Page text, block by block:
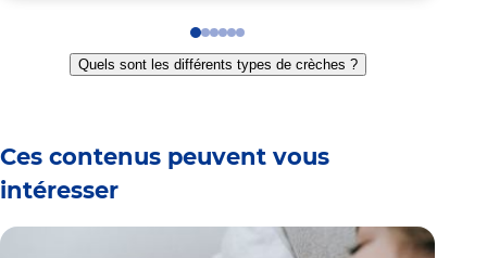
Go
to
slide
Go
to
slide
Go
to
slide
Go
to
slide
Go
to
slide
Go
to
slide
Quels sont les différents types de crèches ?
Ces contenus peuvent vous
intéresser